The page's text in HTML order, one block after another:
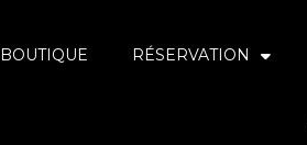
BOUTIQUE RÉSERVATION